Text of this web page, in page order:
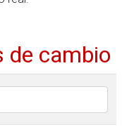
de cambio